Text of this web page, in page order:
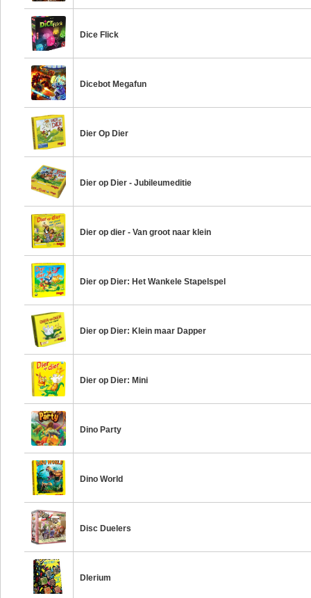
Dice Flick
Dicebot Megafun
Dier Op Dier
Dier op Dier - Jubileumeditie
Dier op dier - Van groot naar klein
Dier op Dier: Het Wankele Stapelspel
Dier op Dier: Klein maar Dapper
Dier op Dier: Mini
Dino Party
Dino World
Disc Duelers
Dlerium